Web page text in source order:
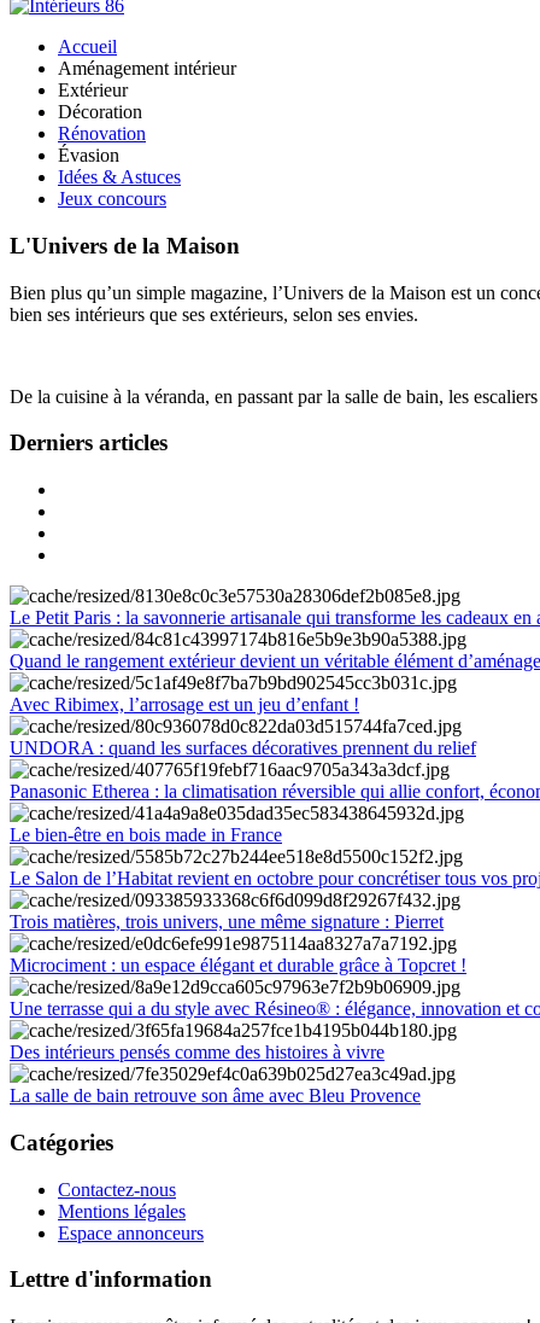
Accueil
Aménagement intérieur
Extérieur
Décoration
Rénovation
Évasion
Idées & Astuces
Jeux concours
L'Univers de la Maison
Bien plus qu’un simple magazine, l’Univers de la Maison est un
bien ses intérieurs que ses extérieurs, selon ses envies.
De la cuisine à la véranda, en passant par la salle de bain, les
Derniers articles
Le Petit Paris : la savonnerie artisanale qui transforme les cadeaux en
Quand le rangement extérieur devient un véritable élément
Avec Ribimex, l’arrosage est un jeu d’enfant !
UNDORA : quand les surfaces décoratives prennent du relief
Panasonic Etherea : la climatisation réversible qui allie confort,
Le bien-être en bois made in France
Le Salon de l’Habitat revient en octobre pour concrétiser tous vos
Trois matières, trois univers, une même signature : Pierret
Microciment : un espace élégant et durable grâce à Topcret !
Une terrasse qui a du style avec Résineo® : élégance, innovation et
Des intérieurs pensés comme des histoires à vivre
La salle de bain retrouve son âme avec Bleu Provence
Catégories
Contactez-nous
Mentions légales
Espace annonceurs
Lettre d'information